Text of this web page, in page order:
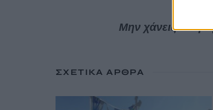
Μην χάνεις
ΣΧΕΤΙΚΆ ΆΡΘΡΑ